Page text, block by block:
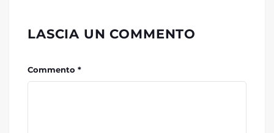
LASCIA UN COMMENTO
Commento *